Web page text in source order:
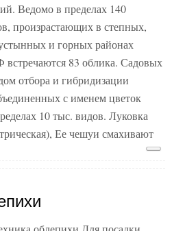
Ведомо в пределах 140
произрастающих в степных,
и горных районах
83 облика. Садовых
отбора и гибридизации
с именем цветок
10 тыс. видов. Луковка
Ее чешуи смахивают